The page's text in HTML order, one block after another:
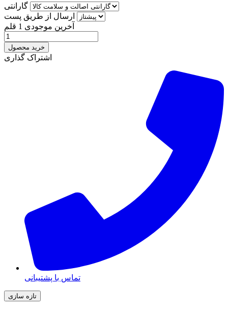
گارانتی
ارسال از طریق پست
آخرین موجودی 1 قلم
خرید محصول
اشتراک گذاری
تماس با پشتیبانی